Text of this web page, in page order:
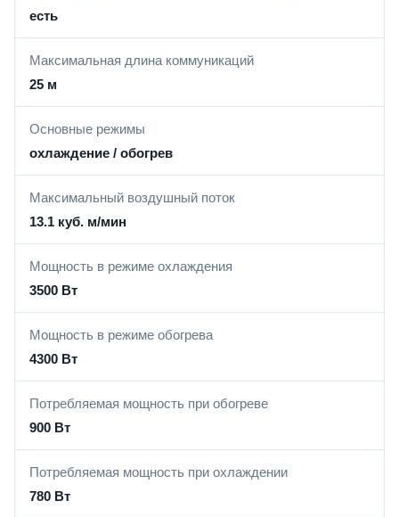
есть
Максимальная длина коммуникаций
25 м
Основные режимы
охлаждение / обогрев
Максимальный воздушный поток
13.1 куб. м/мин
Мощность в режиме охлаждения
3500 Вт
Мощность в режиме обогрева
4300 Вт
Потребляемая мощность при обогреве
900 Вт
Потребляемая мощность при охлаждении
780 Вт